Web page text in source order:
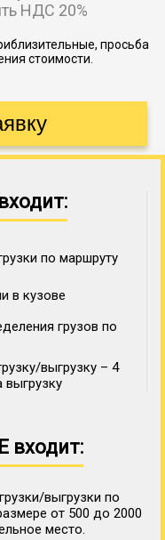
НДС 20%
просьба
стоимости.
по маршруту
в кузове
грузов по
выгрузку – 4
выгрузку
входит:
выгрузки по
от 500 до 2000
место.